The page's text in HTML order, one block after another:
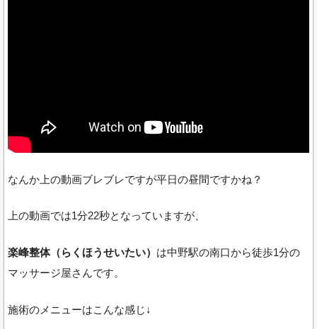
なんか上の動画ブレブレですが平日の昼間ですかね？
上の動画では1分22秒となっていますが、
楽峰整体（らくほうせいたい） は中野駅の南口から徒歩1分の
マッサージ屋さんです。
施術のメニューはこんな感じ↓